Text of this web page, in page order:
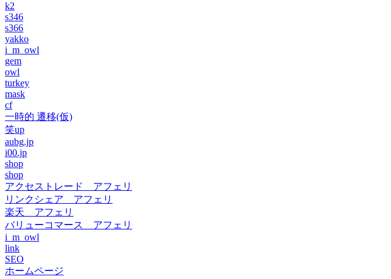
k2
s346
s366
yakko
i_m_owl
gem
owl
turkey
mask
cf
一時的 遷移(仮)
笑up
aubg.jp
i00.jp
shop
shop
アクセストレード アフェリ
リンクシェア アフェリ
楽天 アフェリ
バリューコマース アフェリ
i_m_owl
link
SEO
ホームページ